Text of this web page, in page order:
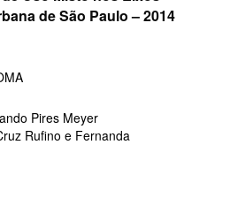
de São Paulo – 2014
Pires Meyer
Rufino e Fernanda